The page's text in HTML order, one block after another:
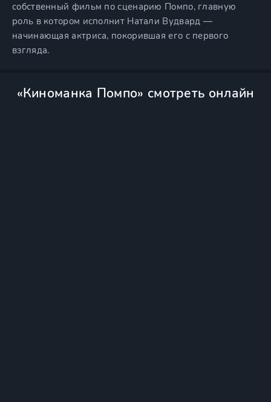
собственный фильм по сценарию Помпо, главную
роль в котором исполнит Натали Вудвард —
начинающая актриса, покорившая его с первого
взгляда.
«Киноманка Помпо» смотреть онлайн